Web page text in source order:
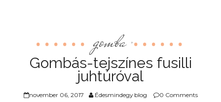
gomba ,
Gombás-tejszínes fusilli
juhtúróval
november 06, 2017 Édesmindegy blog 0 Comments